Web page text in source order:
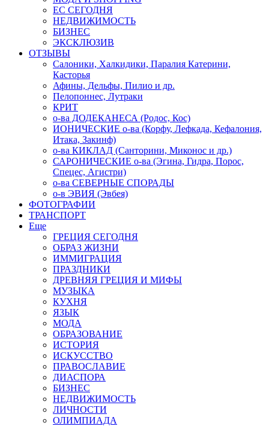
ЕС СЕГОДНЯ
НЕДВИЖИМОСТЬ
БИЗНЕС
ЭКСКЛЮЗИВ
ОТЗЫВЫ
Салоники, Халкидики, Паралия Катерини,
Касторья
Афины, Дельфы, Пилио и др.
Пелопоннес, Лутраки
КРИТ
о-ва ДОДЕКАНЕСА (Родос, Кос)
ИОНИЧЕСКИЕ о-ва (Корфу, Лефкада, Кефалония,
Итака, Закинф)
о-ва КИКЛАД (Санторини, Миконос и др.)
САРОНИЧЕСКИЕ о-ва (Эгина, Гидра, Порос,
Спецес, Агистри)
о-ва СЕВЕРНЫЕ СПОРАДЫ
о-в ЭВИЯ (Эвбея)
ФОТОГРАФИИ
ТРАНСПОРТ
Еще
ГРЕЦИЯ СЕГОДНЯ
ОБРАЗ ЖИЗНИ
ИММИГРАЦИЯ
ПРАЗДНИКИ
ДРЕВНЯЯ ГРЕЦИЯ И МИФЫ
МУЗЫКА
КУХНЯ
ЯЗЫК
МОДА
ОБРАЗОВАНИЕ
ИСТОРИЯ
ИСКУССТВО
ПРАВОСЛАВИЕ
ДИАСПОРА
БИЗНЕС
НЕДВИЖИМОСТЬ
ЛИЧНОСТИ
ОЛИМПИАДА